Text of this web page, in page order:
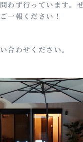
わず行っています。
一報ください！
合わせください。